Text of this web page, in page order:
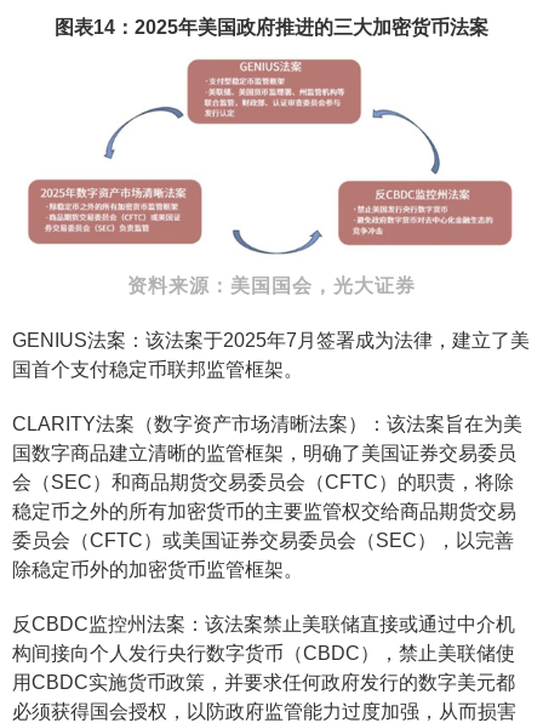
图表14：2025年美国政府推进的三大加密货币法案
资料来源：美国国会，光大证券
GENIUS法案：该法案于2025年7月签署成为法律，建立了美
国首个支付稳定币联邦监管框架。
CLARITY法案（数字资产市场清晰法案）：该法案旨在为美
国数字商品建立清晰的监管框架，明确了美国证券交易委员
会（SEC）和商品期货交易委员会（CFTC）的职责，将除
稳定币之外的所有加密货币的主要监管权交给商品期货交易
委员会（CFTC）或美国证券交易委员会（SEC），以完善
除稳定币外的加密货币监管框架。
反CBDC监控州法案：该法案禁止美联储直接或通过中介机
构间接向个人发行央行数字货币（CBDC），禁止美联储使
用CBDC实施货币政策，并要求任何政府发行的数字美元都
必须获得国会授权，以防政府监管能力过度加强，从而损害